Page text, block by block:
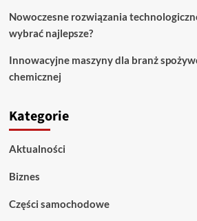
Nowoczesne rozwiązania
wybrać najlepsze?
Innowacyjne maszyny dla branż
chemicznej
Kategorie
Aktualności
Biznes
Części samochodowe